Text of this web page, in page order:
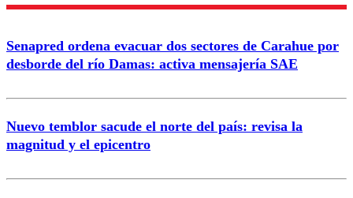
Enviar comentario
Senapred ordena evacuar dos sectores de Carahue por
desborde del río Damas: activa mensajería SAE
Nuevo temblor sacude el norte del país: revisa la
magnitud y el epicentro